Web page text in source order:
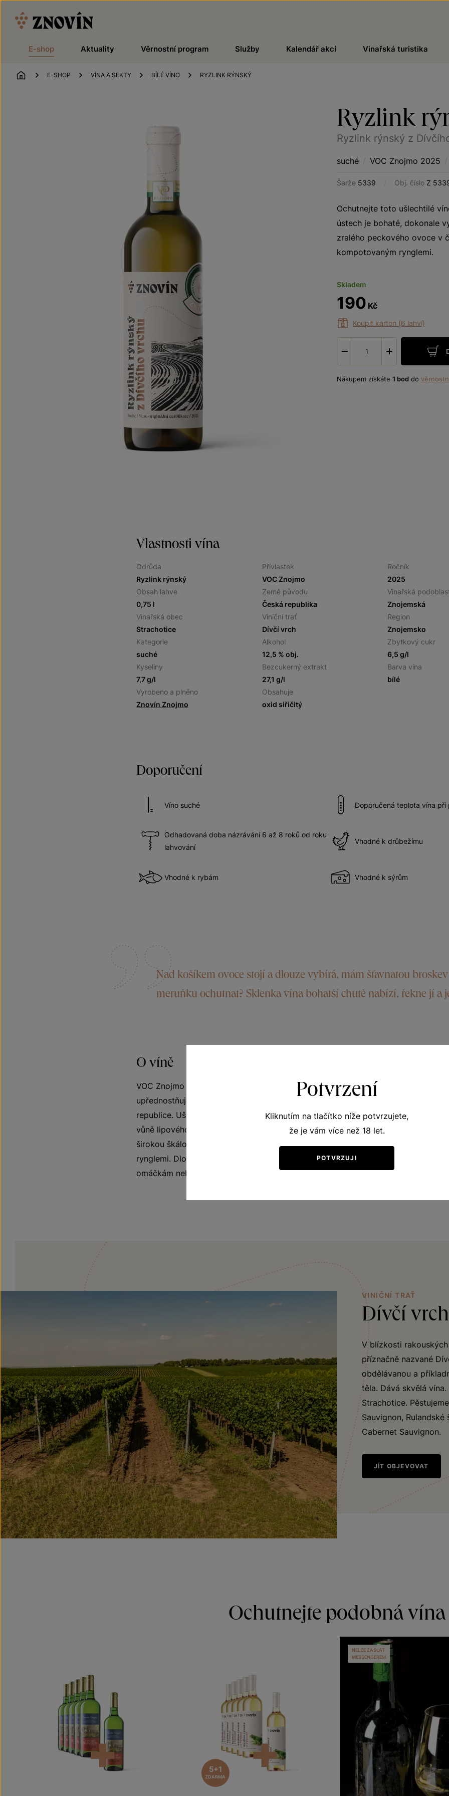
E-shop Aktuality Věrnostní program Služby Kalendář akcí Vinařská turistika
ÚVOD
E-SHOP VÍNA A SEKTY BÍLÉ VÍNO RYZLINK RÝNSKÝ
Ryzlink
Ryzlink rýnský z
suché / VOC Znojmo 2025 /
Šarže 5339 / Obj. číslo Z
Ochutnejte toto ušlechtilé
ústech je bohaté, dokonale
zralého peckového ovoce v
kompotovaným rynglemi.
Skladem
190 Kč
Koupit karton (6 lahví)
-
Nákupem získáte 1 bod do
Vlastnosti vína
Odrůda
Ryzlink rýnský
Přívlastek
VOC Znojmo
Ročník
2025
Obsah lahve
0,75 l
Země původu
Česká republika
Vinařská
Znojemská
Vinařská obec
Strachotice
Viniční trať
Dívčí vrch
Region
Znojemsko
Kategorie
suché
Alkohol
12,5 % obj.
Zbytkový cukr
6,5 g/l
Kyseliny
7,7 g/l
Bezcukerný extrakt
27,1 g/l
Barva vína
bílé
Vyrobeno a plněno
Znovín Znojmo
Obsahuje
oxid siřičitý
Doporučení
Víno suché Doporučená teplota vína při
Odhadovaná doba názrávání 6 až 8 roků od roku
lahvování
Vhodné k drůbežímu
Vhodné k rybám Vhodné k sýrům
Nad košíkem ovoce stojí a dlouze vybírá, mám šťavnatou
meruňku ochutnat? Sklenka vína bohatší chutě nabízí, řekne jí a
O víně
VOC Znojmo – víno originální certifikace. Výjimečně aromatická vybraná vína, při
upřednostňuje originalita a původ vína, tedy Terroir. VOC Znojmo je prvním
republice. Ušlechtilý charakter tohoto Ryzlinku rýnského pocítíte již při prvním
vůně lipového medu a zralých meruněk. V ústech je víno bohaté a dokonale
širokou škálou tónů zralého peckového ovoce v čele s broskvemi, nektarinkami
rynglemi. Dlouhá dochuť a svěží kyselinka podtrhují jeho výjimečnost.
omáčkám nebo těstovinám. Má vynikající potenciál k archivaci.
VINIČNÍ TRAŤ
Dívčí vrch
V blízkosti
příznačně nazvané
obdělávanou a
těla. Dává skvělá
Strachotice.
Sauvignon,
Cabernet Sauvignon.
JÍT OBJEVOVAT
Ochutnejte podobná vína
5+1
ZDARMA
NELZE ZASLAT
MESSENGEREM
Potvrzení
Kliknutím na tlačítko níže potvrzujete,
že je vám více než 18 let.
POTVRZUJI